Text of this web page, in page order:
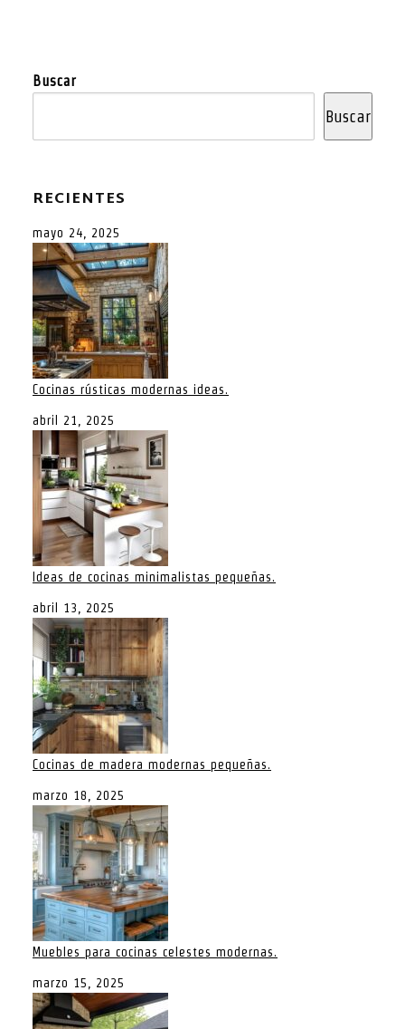
Buscar
Buscar
RECIENTES
mayo 24, 2025
Cocinas rústicas modernas ideas.
abril 21, 2025
Ideas de cocinas minimalistas pequeñas.
abril 13, 2025
Cocinas de madera modernas pequeñas.
marzo 18, 2025
Muebles para cocinas celestes modernas.
marzo 15, 2025